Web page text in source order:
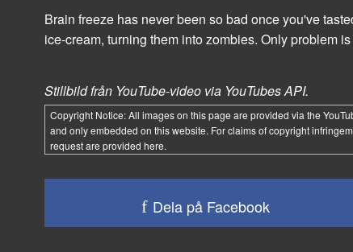
Brain freeze has never been so bad once you've
ice-cream, turning them into zombies. Only problem
Stillbild från YouTube-video via YouTubes API.
Copyright Notice:All images on this page are provided via the
and only embedded on this website. For claims of copyright
request are provided here.
Dela på Facebook